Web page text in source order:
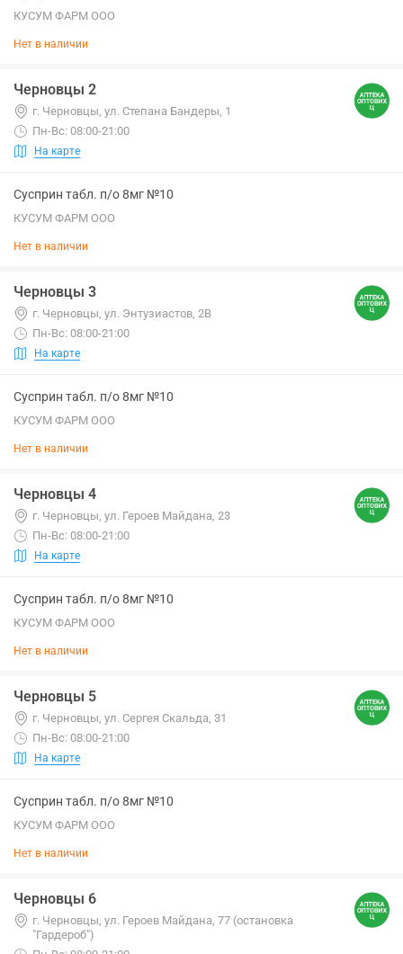
КУСУМ ФАРМ ООО
Нет в наличии
Черновцы 2
г. Черновцы, ул. Степана Бандеры, 1
Пн-Вс: 08:00-21:00
На карте
Сусприн табл. п/о 8мг №10
КУСУМ ФАРМ ООО
Нет в наличии
Черновцы 3
г. Черновцы, ул. Энтузиастов, 2В
Пн-Вс: 08:00-21:00
На карте
Сусприн табл. п/о 8мг №10
КУСУМ ФАРМ ООО
Нет в наличии
Черновцы 4
г. Черновцы, ул. Героев Майдана, 23
Пн-Вс: 08:00-21:00
На карте
Сусприн табл. п/о 8мг №10
КУСУМ ФАРМ ООО
Нет в наличии
Черновцы 5
г. Черновцы, ул. Сергея Скальда, 31
Пн-Вс: 08:00-21:00
На карте
Сусприн табл. п/о 8мг №10
КУСУМ ФАРМ ООО
Нет в наличии
Черновцы 6
г. Черновцы, ул. Героев Майдана, 77 (остановка
"Гардероб")